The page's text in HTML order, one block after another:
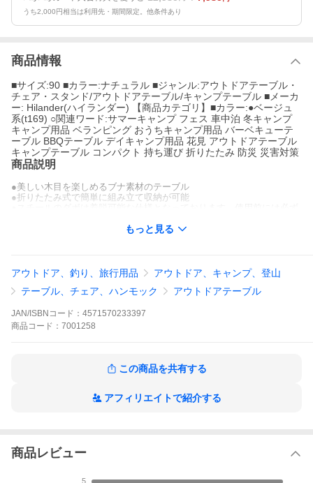
うち2,000円相当は利用先・期間限定。他条件あり
商品情報
■サイズ:90 ■カラー:ナチュラル ■ジャンル:アウトドアテーブル・
チェア・スタンド/アウトドアテーブル/キャンプテーブル ■メーカ
ー: Hilander(ハイランダー) 【商品カテゴリ】■カラー:●ベージュ
系(t169) ○関連ワード:サマーキャンプ フェス 車中泊 冬キャンプ
キャンプ用品 ベランピング おうちキャンプ用品 バーベキューテ
ーブル BBQテーブル デイキャンプ用品 花見 アウトドアテーブル
キャンプテーブル コンパクト 持ち運び 折りたたみ 防災 災害対策
商品説明
●美しい木目を楽しめるブナ素材のテーブル
●折りたたみ式で簡単に組み立て収納が可能
い状態での設営は危険になりますので、ご注意ください。
ブル】【ロースタイルキャンプ】【運動会】【お花見】【おしゃれ】
【ロースタイル】【ハイスタイル】【ファニチャー】【リビング】【家
キャン】【おうちキャンプ】【インテリア】【組み立て簡単】【軽量】
ジャーテーブル】【ピクニックテーブル】
●重量:6.5kg(※収納袋除く)
●※天然素材を使用しているため、個体ごとに木目や色合いなど1つ1つ
異なり、また色の濃淡や模様、サイズ感などが若干異なります。
もっと見る
アウトドア、釣り、旅行用品
アウトドア、キャンプ、登山
テーブル、チェア、ハンモック
アウトドアテーブル
JAN/ISBNコード： 4571570233397
商品 コード： 7001258
この商品を共有する
アフィリエイトで紹介する
商品レビュー
5